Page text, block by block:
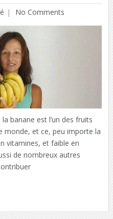
No Comments
banane est l’un des fruits
monde, et ce, peu importe la
vitamines, et faible en
de nombreux autres